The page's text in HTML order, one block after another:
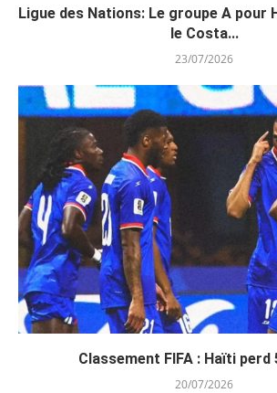
Ligue des Nations: Le groupe A pour
le Costa...
23/07/2026
Classement FIFA : Haïti perd
20/07/2026